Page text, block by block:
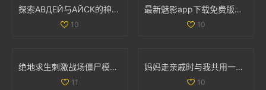
探索АВДЕЙ与АЙСК的神秘世界与文化魅力
10
最新魅影app下载免费版，带你体验极致影音乐趣
10
绝地求生刺激战场僵尸模式详细攻略与玩法解析
11
妈妈走亲戚时与我共用一间房子的利与弊探讨
10